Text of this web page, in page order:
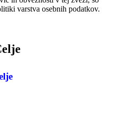
varstva osebnih podatkov.